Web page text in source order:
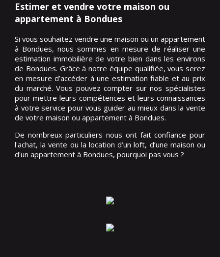
Estimer et vendre votre maison ou
appartement à Bondues
Si vous souhaitez vendre une maison ou un appartement
à Bondues, nous sommes en mesure de réaliser une
estimation immobilière de votre bien dans les environs
de Bondues. Grâce à notre équipe qualifiée, vous serez
en mesure d’accéder à une estimation fiable et au prix
du marché. Vous pouvez compter sur nos spécialistes
pour mettre leurs compétences et leurs connaissances
à votre service pour vous guider au mieux dans la vente
de votre maison ou appartement à Bondues.
De nombreux particuliers nous ont fait confiance pour
l'achat, la vente ou la location d’un loft, d’une maison ou
d'un appartement à Bondues, pourquoi pas vous ?